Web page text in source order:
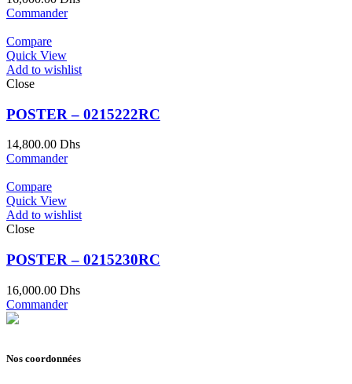
Commander
Compare
Quick View
Add to wishlist
Close
POSTER – 0215222RC
14,800.00 Dhs
Commander
Compare
Quick View
Add to wishlist
Close
POSTER – 0215230RC
16,000.00 Dhs
Commander
Nos coordonnées